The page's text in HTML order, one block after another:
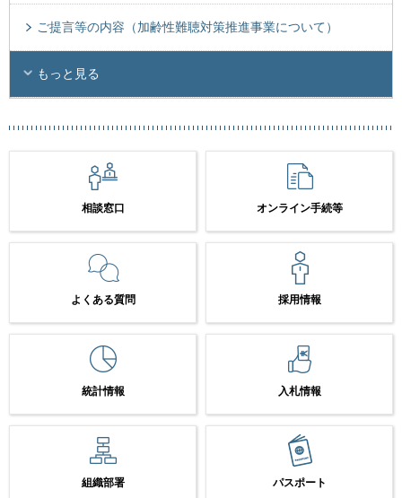
ご提言等の内容（加齢性難聴対策推進事業について）
もっと見る
相談窓口 オンライン手続等
よくある質問 採用情報
統計情報 入札情報
組織部署 パスポート